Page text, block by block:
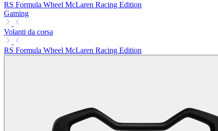
RS Formula Wheel McLaren Racing Edition
Gaming
Volanti da corsa
RS Formula Wheel McLaren Racing Edition